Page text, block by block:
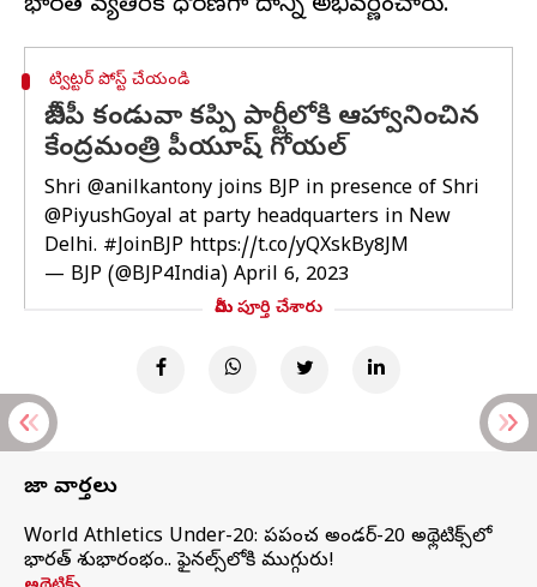
ట్విట్టర్ పోస్ట్ చేయండి
బీజేపీ కండువా కప్పి పార్టీలోకి ఆహ్వానించిన
కేంద్రమంత్రి పీయూష్ గోయల్
Shri @anilkantonyjoins BJP in presence of Shri
@PiyushGoyal at party headquarters in New
Delhi. #JoinBJP https://t.co/yQXskBy8JM
— BJP (@BJP4India) April 6, 2023
మీరు పూర్తి చేశారు
తాజా వార్తలు
World Athletics Under-20: ప్రపంచ అండర్-20 అథ్లెటిక్స్‌లో
భారత్‌ శుభారంభం.. ఫైనల్స్‌లోకి ముగ్గురు!